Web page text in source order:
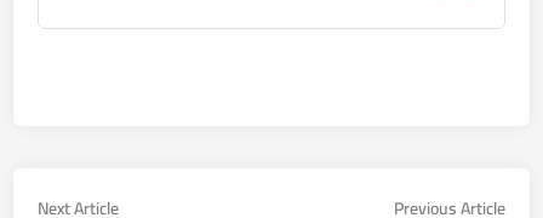
Previous Article
Next Article
Next